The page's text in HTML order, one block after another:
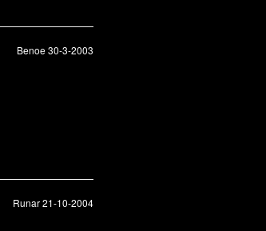
Benoe 30-3-2003
Runar 21-10-2004